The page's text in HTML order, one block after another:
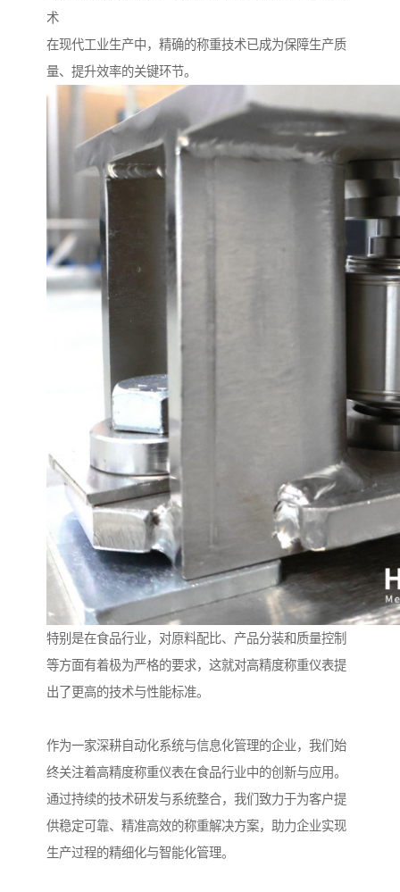
术
在现代工业生产中，精确的称重技术已成为保障生产质
量、提升效率的关键环节。
特别是在食品行业，对原料配比、产品分装和质量控制
等方面有着极为严格的要求，这就对高精度称重仪表提
出了更高的技术与性能标准。
作为一家深耕自动化系统与信息化管理的企业，我们始
终关注着高精度称重仪表在食品行业中的创新与应用。
通过持续的技术研发与系统整合，我们致力于为客户提
供稳定可靠、精准高效的称重解决方案，助力企业实现
生产过程的精细化与智能化管理。